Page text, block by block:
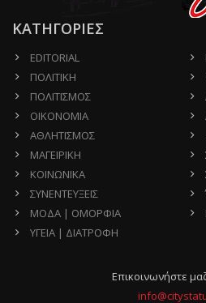
ΚΑΤΗΓΟΡΙΕΣ
EDITORIAL
ΠΟΛΙΤΙΚΗ
ΠΟΛΙΤΙΣΜΟΣ
ΟΙΚΟΝΟΜΙΑ
ΑΘΛΗΤΙΣΜΟΣ
ΜΑΓΕΙΡΙΚΗ
ΚΟΙΝΩΝΙΚΑ
ΣΥΝΕΝΤΕΥΞΕΙΣ
ΜΟΔΑ | ΟΜΟΡΦΙΑ
ΥΓΕΙΑ | ΔΙΑΤΡΟΦΗ
Επικοινωνήστε